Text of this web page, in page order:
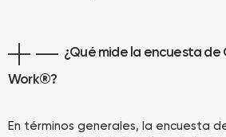
¿Qué mide la encuesta de
Work®?
En términos generales, la encuesta